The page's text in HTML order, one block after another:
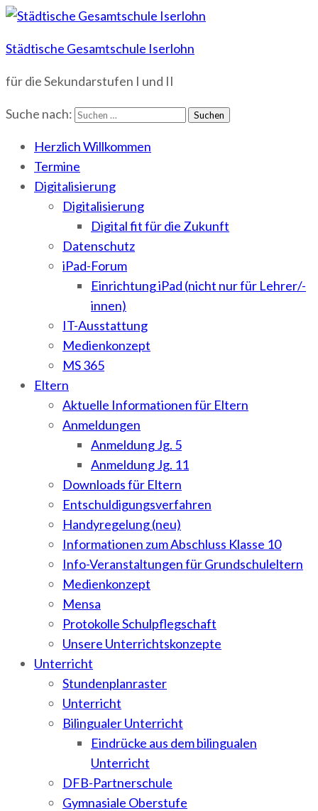
Städtische Gesamtschule Iserlohn
für die Sekundarstufen I und II
Suche nach:
Herzlich Willkommen
Termine
Digitalisierung
Digitalisierung
Digital fit für die Zukunft
Datenschutz
iPad-Forum
Einrichtung iPad (nicht nur für Lehrer/-
innen)
IT-Ausstattung
Medienkonzept
MS 365
Eltern
Aktuelle Informationen für Eltern
Anmeldungen
Anmeldung Jg. 5
Anmeldung Jg. 11
Downloads für Eltern
Entschuldigungsverfahren
Handyregelung (neu)
Informationen zum Abschluss Klasse 10
Info-Veranstaltungen für Grundschuleltern
Medienkonzept
Mensa
Protokolle Schulpflegschaft
Unsere Unterrichtskonzepte
Unterricht
Stundenplanraster
Unterricht
Bilingualer Unterricht
Eindrücke aus dem bilingualen
Unterricht
DFB-Partnerschule
Gymnasiale Oberstufe